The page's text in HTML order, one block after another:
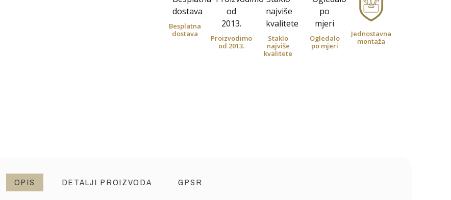
Besplatna
dostava
Proizvodimo
od 2013.
Staklo
najviše
kvalitete
Ogledalo
po mjeri
Jednostavna
montaža
OPIS DETALJI PROIZVODA GPSR